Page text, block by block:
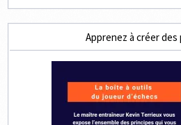
Apprenez à créer